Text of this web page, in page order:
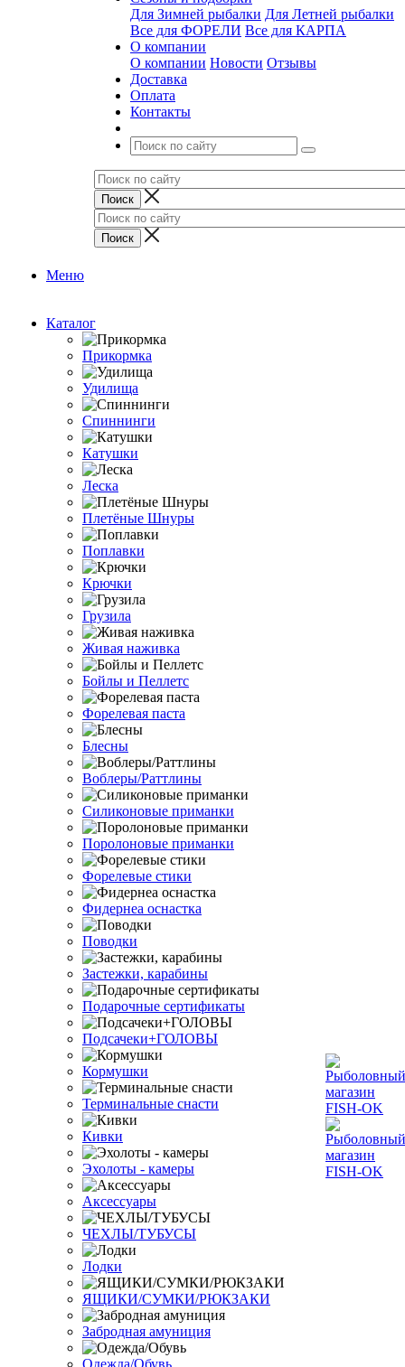
Для Зимней рыбалки Для Летней рыбалки
Все для ФОРЕЛИ Все для КАРПА
О компании
О компании Новости Отзывы
Доставка
Оплата
Контакты
Меню
Каталог
Прикормка
Удилища
Спиннинги
Катушки
Леска
Плетёные Шнуры
Поплавки
Крючки
Грузила
Живая наживка
Бойлы и Пеллетс
Форелевая паста
Блесны
Воблеры/Раттлины
Силиконовые приманки
Поролоновые приманки
Форелевые стики
Фидернеа оснастка
Поводки
Застежки, карабины
Подарочные сертификаты
Подсачеки+ГОЛОВЫ
Кормушки
Терминальные снасти
Кивки
Эхолоты - камеры
Аксессуары
ЧЕХЛЫ/ТУБУСЫ
Лодки
ЯЩИКИ/СУМКИ/РЮКЗАКИ
Забродная амуниция
Одежда/Обувь